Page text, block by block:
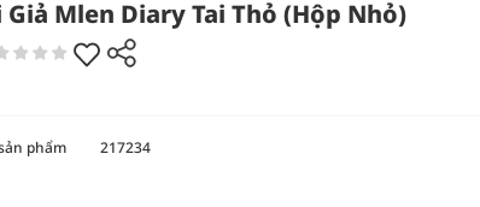
Giả Mlen Diary Tai Thỏ (Hộp Nhỏ)
phẩm 217234